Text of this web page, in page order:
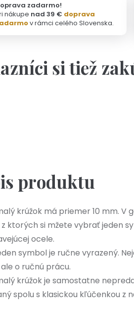
zadarmo!
nákupe nad 39 € doprava
v rámci celého Slovenska.
si tiež
produktu
krúžok má priemer 10 mm.
z ktorých si mžete vybrať jeden
ocele.
symbol je ručne vyrazený.
o ručnú prácu.
krúžok je samostatne
spolu s klasickou kľúčenkou z